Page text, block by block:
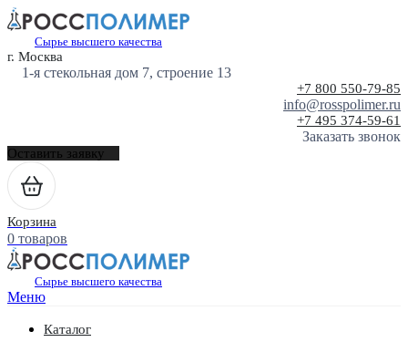
Сырье высшего качества
г. Москва
1-я стекольная дом 7, строение 13
+7 800 550-79-85
info@rosspolimer.ru
+7 495 374-59-61
Заказать звонок
Оставить заявку
Корзина
0 товаров
Сырье высшего качества
Меню
Каталог